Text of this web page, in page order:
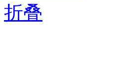
折叠